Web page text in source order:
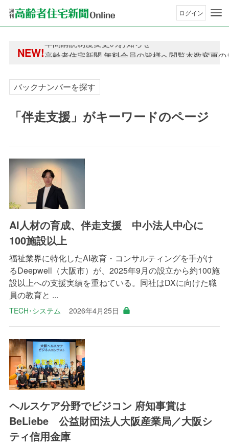
ログイン
NEW!高齢者住宅新聞 無料会員の皆様へ閲覧本数変更
高齢者住宅新聞 無料会員の皆様へ閲覧本数変更
バックナンバーを探す
「伴走支援」がキーワードのページ
AI人材の育成、伴走支援 中小法人中心に
100施設以上
福祉業界に特化したAI教育・コンサルティングを手がけ
るDeepwell（大阪市）が、2025年9月の設立から約100施
設以上への支援実績を重ねている。同社はDXに向けた職
員の教育と ...
TECH･システム 2026年4月25日
ヘルスケア分野でビジコン 府知事賞は
BeLiebe 公益財団法人大阪産業局／大阪シ
ティ信用金庫